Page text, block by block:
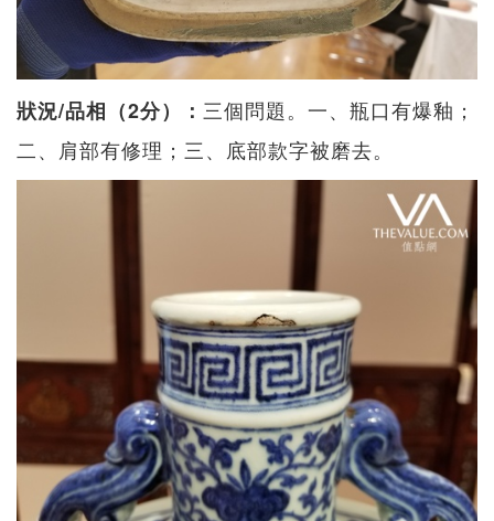
狀況/品相（2分）： 三個問題。一、瓶口有爆釉；
二、肩部有修理；三、底部款字被磨去。